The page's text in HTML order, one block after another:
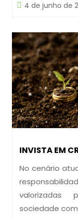
4 de junho de
INVISTA EM
No cenário
valorizadas
sociedade